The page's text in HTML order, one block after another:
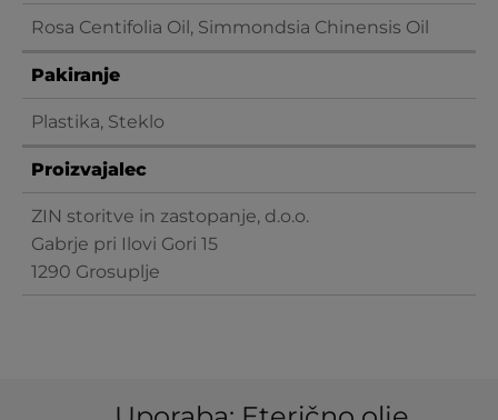
Rosa Centifolia Oil, Simmondsia Chinensis Oil
Pakiranje
Plastika, Steklo
Proizvajalec
ZIN storitve in zastopanje, d.o.o.
Gabrje pri Ilovi Gori 15
1290 Grosuplje